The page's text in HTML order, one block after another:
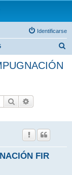
Identificarse
Buscar
FIR